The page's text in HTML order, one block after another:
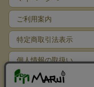
ご利用案内
特定商取引法表示
個人情報の取扱い
サイトマップ